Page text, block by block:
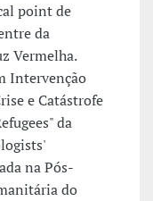
point de
da
Vermelha.
Intervenção
e Catástrofe
da
na Pós-
do